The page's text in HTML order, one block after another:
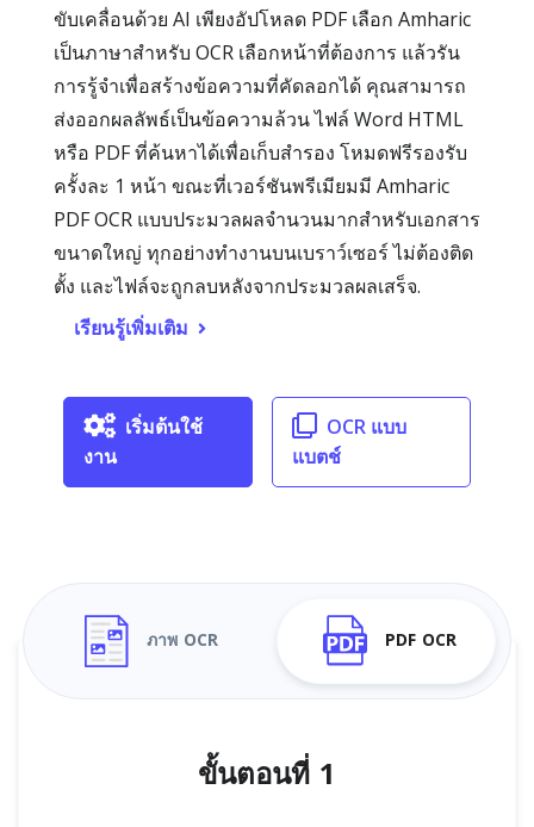
ขับเคลื่อนด้วย AI เพียงอัปโหลด PDF เลือก Amharic
เป็นภาษาสำหรับ OCR เลือกหน้าที่ต้องการ แล้วรัน
การรู้จำเพื่อสร้างข้อความที่คัดลอกได้ คุณสามารถ
ส่งออกผลลัพธ์เป็นข้อความล้วน ไฟล์ Word HTML
หรือ PDF ที่ค้นหาได้เพื่อเก็บสำรอง โหมดฟรีรองรับ
ครั้งละ 1 หน้า ขณะที่เวอร์ชันพรีเมียมมี Amharic
PDF OCR แบบประมวลผลจำนวนมากสำหรับเอกสาร
ขนาดใหญ่ ทุกอย่างทำงานบนเบราว์เซอร์ ไม่ต้องติด
ตั้ง และไฟล์จะถูกลบหลังจากประมวลผลเสร็จ.
เรียนรู้เพิ่มเติม
เริ่มต้นใช้
งาน
OCR แบบ
แบตช์
ภาพ OCR PDF OCR
ขั้นตอนที่ 1